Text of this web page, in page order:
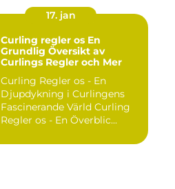
17. jan
Curling regler os En
Grundlig Översikt av
Curlings Regler och Mer
Curling Regler os - En
Djupdykning i Curlingens
Fascinerande Värld Curling
Regler os - En Överblic...